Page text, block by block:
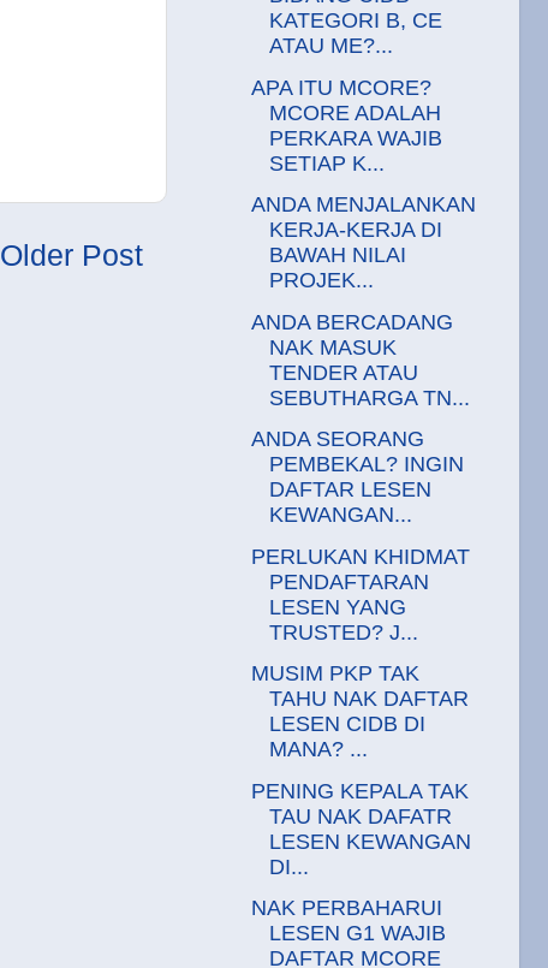
Older Post
KATEGORI B, CE
ATAU ME?...
APA ITU MCORE?
MCORE ADALAH
PERKARA WAJIB
SETIAP K...
ANDA MENJALANKAN
KERJA-KERJA DI
BAWAH NILAI
PROJEK...
ANDA BERCADANG
NAK MASUK
TENDER ATAU
SEBUTHARGA TN...
ANDA SEORANG
PEMBEKAL? INGIN
DAFTAR LESEN
KEWANGAN...
PERLUKAN KHIDMAT
PENDAFTARAN
LESEN YANG
TRUSTED? J...
MUSIM PKP TAK
TAHU NAK DAFTAR
LESEN CIDB DI
MANA? ...
PENING KEPALA TAK
TAU NAK DAFATR
LESEN KEWANGAN
DI...
NAK PERBAHARUI
LESEN G1 WAJIB
DAFTAR MCORE